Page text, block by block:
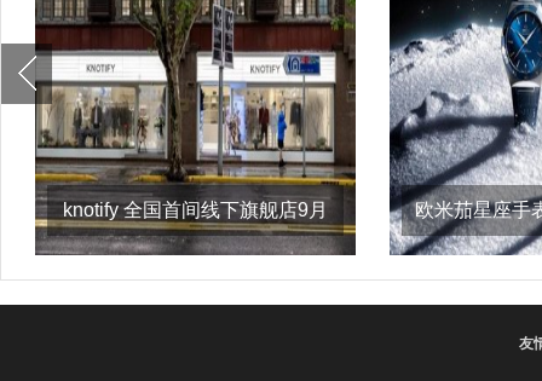
knotify 全国首间线下旗舰店9月
21日上海淮
欧米茄星座手
友